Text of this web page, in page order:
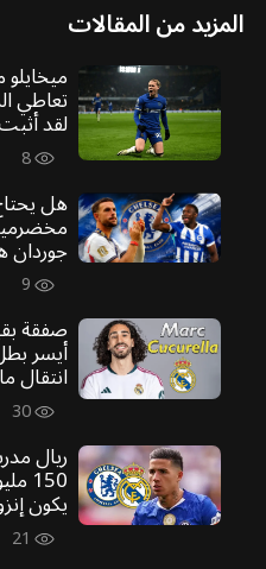
المزيد من المقالات
لقد
8
هل
ويلبك (35 عامًا)
9
أيسر
انتقال
30
ريال
يكون
21